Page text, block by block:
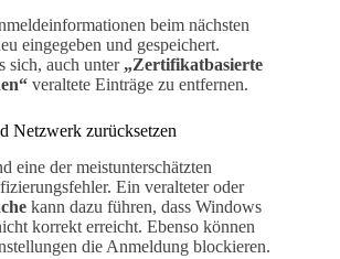
beim nächsten
eingegeben und gespeichert.
sich, auch unter „Zertifikatbasierte
veraltete Einträge zu entfernen.
Netzwerk zurücksetzen
eine der meistunterschätzten
Ein veralteter oder
kann dazu führen, dass Windows
korrekt erreicht. Ebenso können
die Anmeldung blockieren.